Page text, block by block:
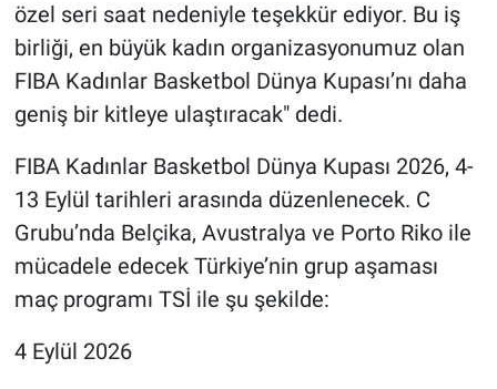
özel seri saat nedeniyle teşekkür ediyor. Bu iş
birliği, en büyük kadın organizasyonumuz olan
FIBA Kadınlar Basketbol Dünya Kupası’nı daha
geniş bir kitleye ulaştıracak" dedi.
FIBA Kadınlar Basketbol Dünya Kupası 2026, 4-
13 Eylül tarihleri arasında düzenlenecek. C
Grubu’nda Belçika, Avustralya ve Porto Riko ile
mücadele edecek Türkiye’nin grup aşaması
maç programı TSİ ile şu şekilde:
4 Eylül 2026